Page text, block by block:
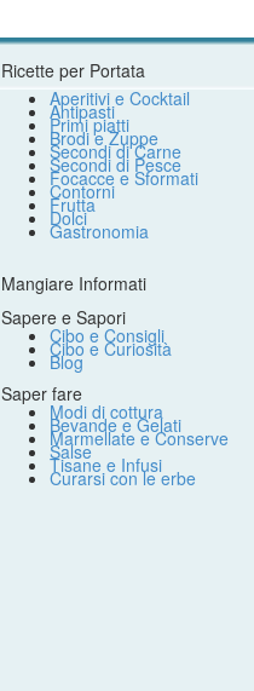
Ricette per Portata
Aperitivi e Cocktail
Antipasti
Primi piatti
Brodi e Zuppe
Secondi di Carne
Secondi di Pesce
Focacce e Sformati
Contorni
Frutta
Dolci
Gastronomia
Mangiare Informati
Sapere e Sapori
Cibo e Consigli
Cibo e Curiosità
Blog
Saper fare
Modi di cottura
Bevande e Gelati
Marmellate e Conserve
Salse
Tisane e Infusi
Curarsi con le erbe